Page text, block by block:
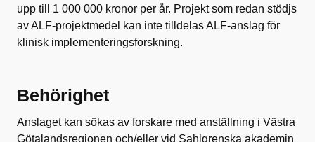
upp till 1 000 000 kronor per år. Projekt som redan stödjs
av ALF-projektmedel kan inte tilldelas ALF-anslag för
klinisk implementeringsforskning.
Behörighet
Anslaget kan sökas av forskare med anställning i Västra
Götalandsregionen och/eller vid Sahlgrenska akademin